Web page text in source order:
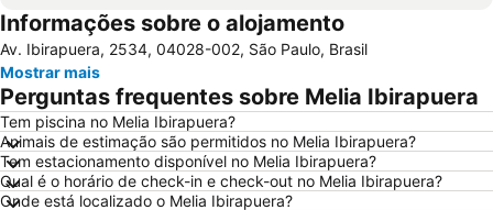
Ibirapuera Park
25 de Março
Anhembi Parque
WTC São Paulo
Consulado Geral dos Estados Unidos
Estádio do Pacaembu - Estádio Municipal Paulo Machado de Carvalho
JK Iguatemi
Museu de Arte de São Paulo - MASP
Parque Villa Lobos
Rua Augusta
Center Norte
Centro Cultural São Paulo
Informações sobre o alojamento
Av. Ibirapuera, 2534, 04028-002, São Paulo, Brasil
Mostrar mais
Perguntas frequentes sobre Melia Ibirapuera
Tem piscina no Melia Ibirapuera?
Animais de estimação são permitidos no Melia Ibirapuera?
Tem estacionamento disponível no Melia Ibirapuera?
Qual é o horário de check-in e check-out no Melia Ibirapuera?
Onde está localizado o Melia Ibirapuera?